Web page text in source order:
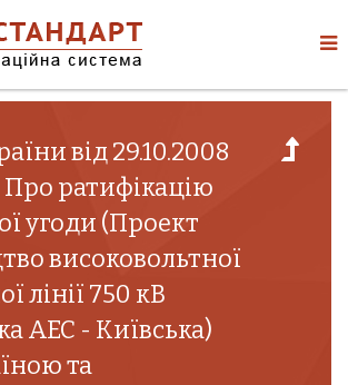
від 29.10.2008
ратифікацію
угоди (Проект
високовольтної
лінії 750 кВ
АЕС - Київська)
та